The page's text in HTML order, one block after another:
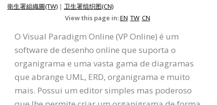
衛生署組織圖(TW) | 卫生署组织图(CN)
View this page in:EN TW CN
O Visual Paradigm Online (VP Online) é um
software de desenho online que suporta o
organigrama e uma vasta gama de diagramas
que abrange UML, ERD, organigrama e muito
mais. Possui um editor simples mas poderoso